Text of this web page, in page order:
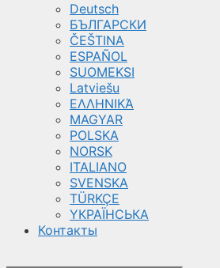
Deutsch
БЪЛГАРСКИ
ČEŠTINA
ESPAÑOL
SUOMEKSI
Latviešu
ΕΛΛΗΝΙΚΆ
MAGYAR
POLSKA
NORSK
ITALIANO
SVENSKA
TÜRKÇE
YКРАЇНСЬКА
Контакты